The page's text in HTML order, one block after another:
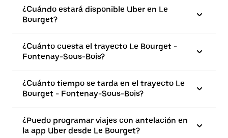
¿Cuándo estará disponible Uber en Le
Bourget?
¿Cuánto cuesta el trayecto Le Bourget -
Fontenay-Sous-Bois?
¿Cuánto tiempo se tarda en el trayecto Le
Bourget - Fontenay-Sous-Bois?
¿Puedo programar viajes con antelación en
la app Uber desde Le Bourget?